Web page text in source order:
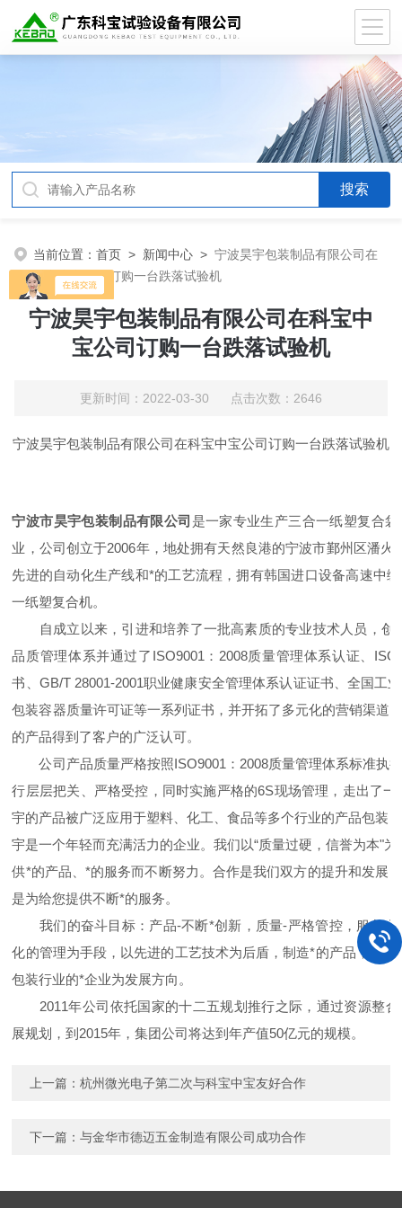
当前位置：首页 > 新闻中心 >宁波昊宇包装制品有限公司在
科宝中宝公司订购一台跌落试验机
宁波昊宇包装制品有限公司在科宝中
宝公司订购一台跌落试验机
更新时间：2022-03-30 点击次数：2646
宁波昊宇包装制品有限公司在科宝中宝公司订购一台跌落试验机
宁波市昊宇包装制品有限公司 是一家专业生产三合一纸塑复合
业，公司创立于2006年，地处拥有天然良港的宁波市鄞州区潘
先进的自动化生产线和*的工艺流程，拥有韩国进口设备高速中
一纸塑复合机。
自成立以来，引进和培养了一批高素质的专业技术人员，创
品质管理体系并通过了ISO9001：2008质量管理体系认证、
书、GB/T 28001-2001职业健康安全管理体系认证证书、全国工
包装容器质量许可证等一系列证书，并开拓了多元化的营销渠道
的产品得到了客户的广泛认可。
公司产品质量严格按照ISO9001：2008质量管理体系标准执
行层层把关、严格受控，同时实施严格的6S现场管理，走出了
宇的产品被广泛应用于塑料、化工、食品等多个行业的产品包装
宇是一个年轻而充满活力的企业。我们以“质量过硬，信誉为本"
供*的产品、*的服务而不断努力。合作是我们双方的提升和发展
是为给您提供不断*的服务。
我们的奋斗目标：产品-不断*创新，质量-严格管控，服务-
化的管理为手段，以先进的工艺技术为后盾，制造*的产品，提
包装行业的*企业为发展方向。
2011年公司依托国家的十二五规划推行之际，通过资源整合
展规划，到2015年，集团公司将达到年产值50亿元的规模。
上一篇：杭州微光电子第二次与科宝中宝友好合作
下一篇：与金华市德迈五金制造有限公司成功合作